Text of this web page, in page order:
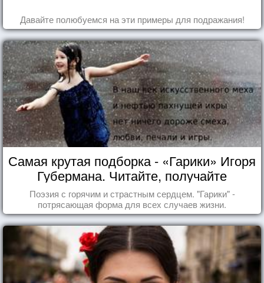
Давайте полюбуемся на эти примеры для подражания!
Самая крутая подборка - «Гарики» Игоря
Губермана. Читайте, получайте
удовольствие!
Поэзия с горячим и страстным сердцем. "Гарики" -
потрясающая форма для всех случаев жизни.